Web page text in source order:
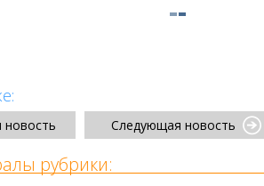
Следующая новость
рубрики: